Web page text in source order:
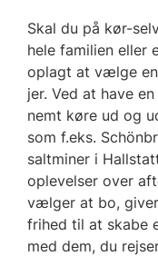
Skal du på kør-
hele familien eller
oplagt at vælge
jer. Ved at have
nemt køre ud og
som f.eks.
saltminer i
oplevelser over
vælger at bo,
frihed til at skabe
med dem, du